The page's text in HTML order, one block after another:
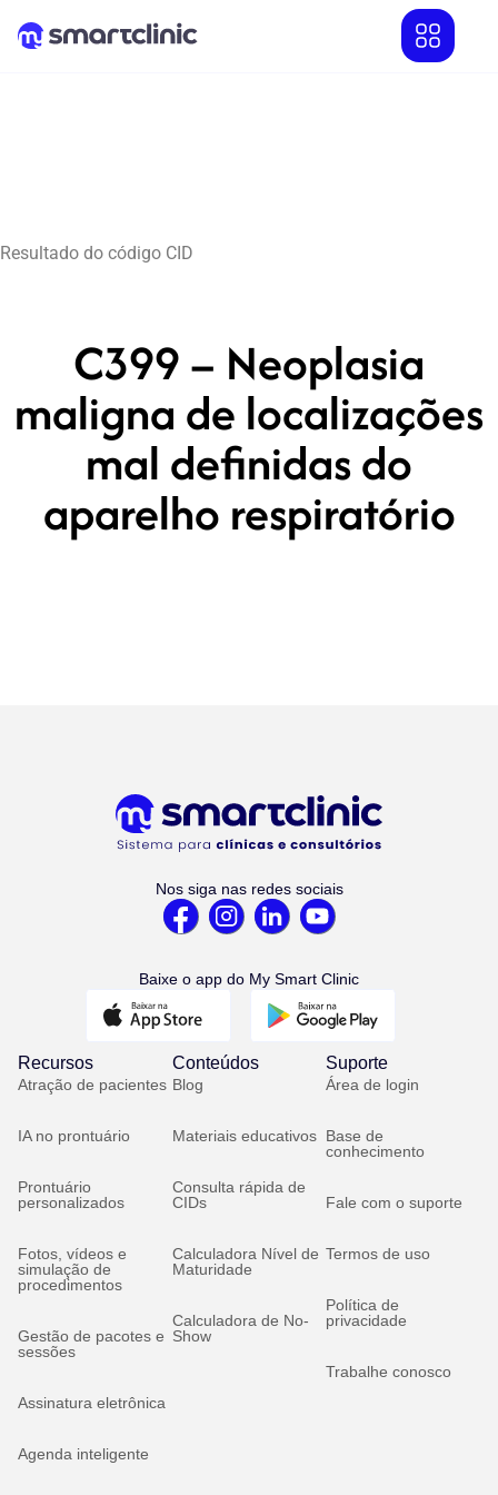
Resultado do código CID
C399 – Neoplasia
maligna de localizações
mal definidas do
aparelho respiratório
Nos siga nas redes sociais
Baixe o app do My Smart Clinic
Recursos
Atração de pacientes
IA no prontuário
Prontuário
personalizados
Fotos, vídeos e
simulação de
procedimentos
Gestão de pacotes e
sessões
Assinatura eletrônica
Agenda inteligente
Conteúdos
Blog
Materiais educativos
Consulta rápida de
CIDs
Calculadora Nível de
Maturidade
Calculadora de No-
Show
Suporte
Área de login
Base de
conhecimento
Fale com o suporte
Termos de uso
Política de
privacidade
Trabalhe conosco